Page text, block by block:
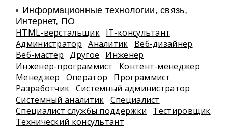
Информационные технологии, связь,
Интернет, ПО
HTML-верстальщик IT-консультант
Администратор
Аналитик
Веб-дизайнер
Веб-мастер
Другое
Инженер
Инженер-программист
Контент-менеджер
Менеджер
Оператор
Программист
Разработчик Системный администратор
Системный аналитик Специалист
Специалист службы поддержки
Тестировщик
Технический консультант